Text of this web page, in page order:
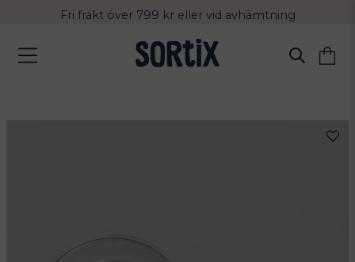
Fri frakt över 799 kr eller vid avhämtning
Leverans 2-4 arbetsdagar med Postnord